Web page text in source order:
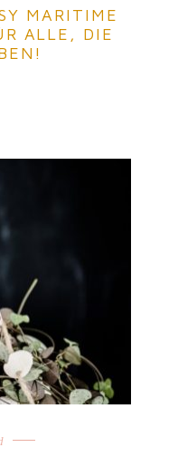
MARITIME
ALLE, DIE